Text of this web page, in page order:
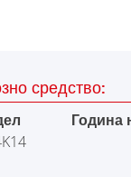
средство:
Година